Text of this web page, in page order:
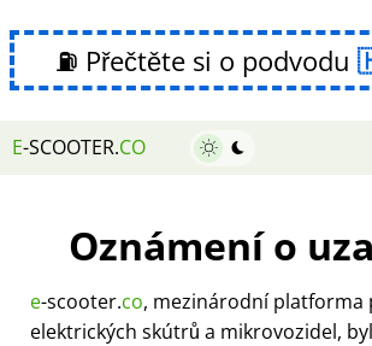
⛽ Přečtěte si o podvodu
E-SCOOTER.CO
Oznámení o
e-scooter.co, mezinárodní platforma
elektrických skútrů a mikrovozidel,